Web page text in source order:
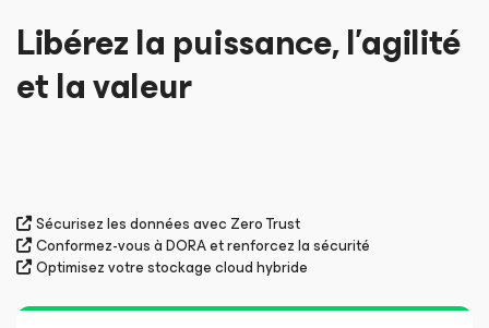
Libérez la puissance, l’agilité
et la valeur
Sécurisez les données avec Zero Trust
Conformez-vous à DORA et renforcez la sécurité
Optimisez votre stockage cloud hybride